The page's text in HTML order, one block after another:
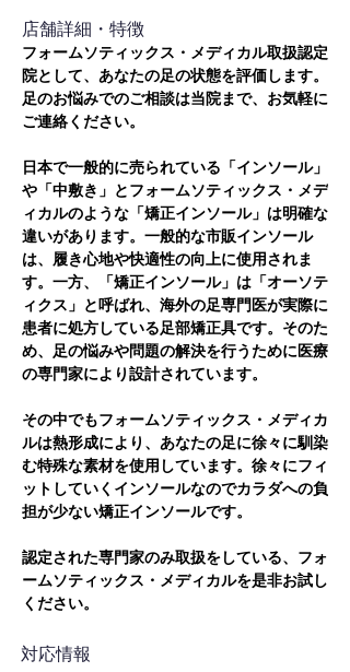
​店舗詳細・特徴
フォームソティックス・メディカル取扱認定
院として、あなたの足の状態を評価します。
足のお悩みでのご相談は当院まで、お気軽に
ご連絡ください。
日本で一般的に売られている「インソール」
や「中敷き」とフォームソティックス・メデ
ィカルのような「矯正インソール」は明確な
違いがあります。一般的な市販インソール
は、履き心地や快適性の向上に使用されま
す。一方、「矯正インソール」は「オーソテ
ィクス」と呼ばれ、海外の足専門医が実際に
患者に処方している足部矯正具です。そのた
め、足の悩みや問題の解決を行うために医療
の専門家により設計されています。
その中でもフォームソティックス・メディカ
ルは熱形成により、あなたの足に徐々に馴染
む特殊な素材を使用しています。徐々にフィ
ットしていくインソールなのでカラダへの負
担が少ない矯正インソールです。
認定された専門家のみ取扱をしている、フォ
ームソティックス・メディカルを是非お試し
ください。
対応情報